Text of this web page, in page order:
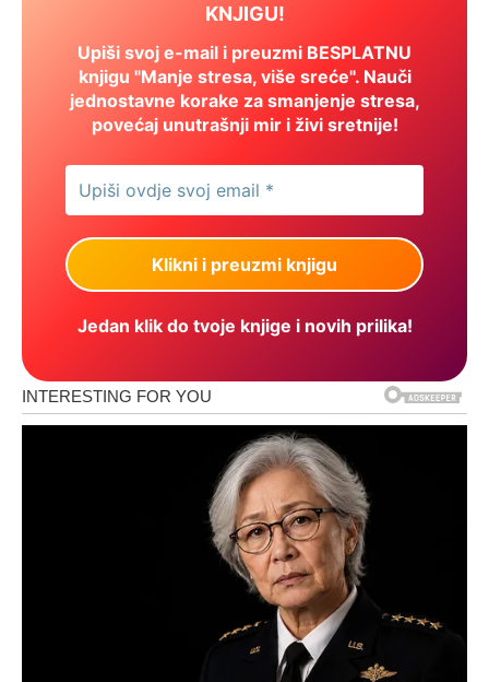
KNJIGU!
Upiši svoj e-mail i preuzmi BESPLATNU
knjigu "Manje stresa, više sreće". Nauči
jednostavne korake za smanjenje stresa,
povećaj unutrašnji mir i živi sretnije!
Jedan klik do tvoje knjige i novih prilika!